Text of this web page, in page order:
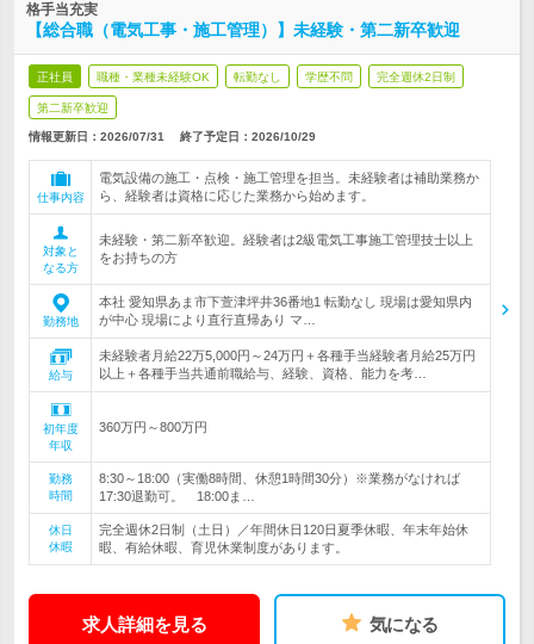
格手当充実
【総合職（電気工事・施工管理）】未経験・第二新卒歓迎
正社員 職種・業種未経験OK 転勤なし 学歴不問 完全週休2日制
第二新卒歓迎
情報更新日：2026/07/31 終了予定日： 2026/10/29
仕事内容
電気設備の施工・点検・施工管理を担当。未経験者は補助業務か
ら、経験者は資格に応じた業務から始めます。
対象と
なる方
未経験・第二新卒歓迎。経験者は2級電気工事施工管理技士以上
をお持ちの方
勤務地
本社 愛知県あま市下萱津坪井36番地1 転勤なし 現場は愛知県内
が中心 現場により直行直帰あり マ…
給与
未経験者月給22万5,000円～24万円＋各種手当経験者月給25万円
以上＋各種手当共通前職給与、経験、資格、能力を考…
初年度
年収
360万円～800万円
勤務
時間
8:30～18:00（実働8時間、休憩1時間30分）※業務がなければ
17:30退勤可。 18:00ま…
休日
休暇
完全週休2日制（土日）／年間休日120日夏季休暇、年末年始休
暇、有給休暇、育児休業制度があります。
求人詳細を見る 気になる